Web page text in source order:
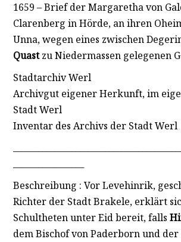
1659 – Brief der Margaretha von
Clarenberg in Hörde, an ihren
Unna, wegen eines zwischen
Quastzu Niedermassen gelegenen
Stadtarchiv Werl
Archivgut eigener Herkunft, im
Stadt Werl
Inventar des Archivs der Stadt Werl
Beschreibung : Vor Levehinrik,
Richter der Stadt Brakele, erklärt
Schultheten unter Eid bereit, falls
dem Bischof von Paderborn und